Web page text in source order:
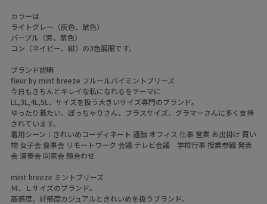
カラーは
ライトグレー（灰色、鼠色）
パープル（紫、紫色）
コン（ネイビー、紺）の3色展開です。
ブランド説明
fleur by mint breeze フルールバイミントブリーズ
今日もきちんとキレイな私になれるをテーマに
LL,3L,4L,5L、サイズを扱う大きいサイズ専門のブランド。
ゆったり着たい、ぽっちゃりさん、プラスサイズ、グラマーさんに多く支持
されています。
着用シーン：きれいめコーディネート 通勤 オフィス 仕事 営業 お出掛け 買い
物 女子会 食事会 リモートワーク 会議 テレビ会議 学校行事 授業参観 発表
会 演奏会 同窓会 顔合わせ
mint breeze ミントブリーズ
Ｍ、Ｌサイズのブランド。
高感度、好感度カジュアルときれいめを扱うブランド。